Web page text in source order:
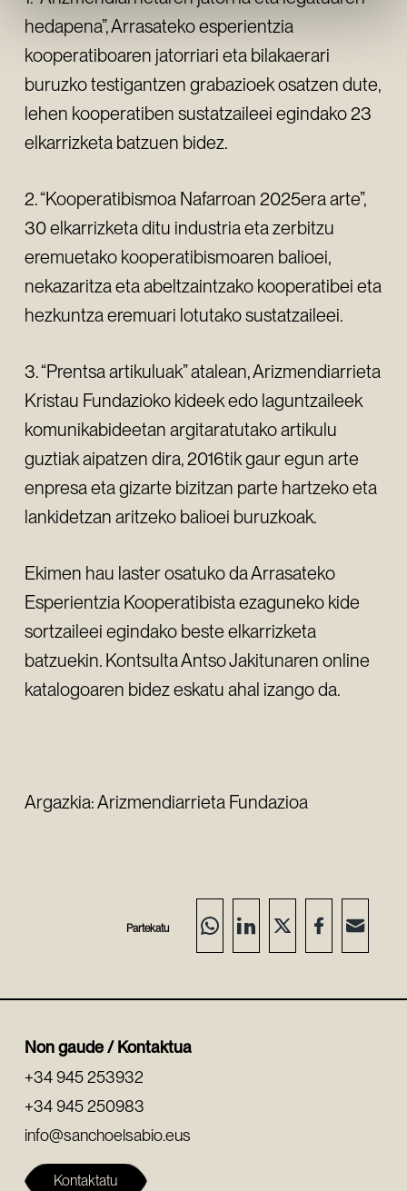
hedapena”, Arrasateko esperientzia
kooperatiboaren jatorriari eta bilakaerari
buruzko testigantzen grabazioek osatzen dute,
lehen kooperatiben sustatzaileei egindako 23
elkarrizketa batzuen bidez.
2. “Kooperatibismoa Nafarroan 2025era arte”,
30 elkarrizketa ditu industria eta zerbitzu
eremuetako kooperatibismoaren balioei,
nekazaritza eta abeltzaintzako kooperatibei eta
hezkuntza eremuari lotutako sustatzaileei.
3. “Prentsa artikuluak” atalean, Arizmendiarrieta
Kristau Fundazioko kideek edo laguntzaileek
komunikabideetan argitaratutako artikulu
guztiak aipatzen dira, 2016tik gaur egun arte
enpresa eta gizarte bizitzan parte hartzeko eta
lankidetzan aritzeko balioei buruzkoak.
Ekimen hau laster osatuko da Arrasateko
Esperientzia Kooperatibista ezaguneko kide
sortzaileei egindako beste elkarrizketa
batzuekin. Kontsulta Antso Jakitunaren online
katalogoaren bidez eskatu ahal izango da.
Argazkia: Arizmendiarrieta Fundazioa
Partekatu
Non gaude / Kontaktua
+34 945 253932
+34 945 250983
info@sanchoelsabio.eus
Kontaktatu